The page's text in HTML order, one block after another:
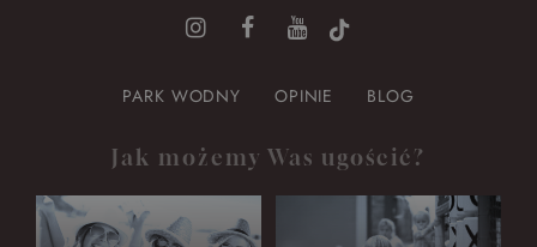
PARK WODNY OPINIE BLOG
Jak możemy Was ugościć?